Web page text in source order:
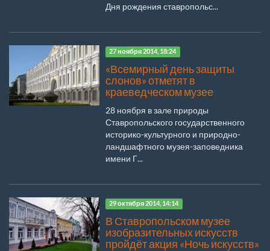
Дня рождения ставропольс...
27 ноября 2014, 18:24
«Всемирный день защиты
слонов» отметят в
краеведческом музее
28 ноября в зале природы
Ставропольского государственного
историко-культурного и природно-
ландшафтного музея-заповедника
имени Г...
29 октября 2014, 14:14
В Ставропольском музее
изобразительных искусств
пройдёт акция «Ночь искусств»